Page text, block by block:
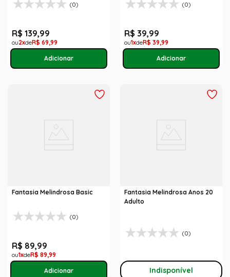
(0)
R$ 139,99
2 R$ 69,99
(0)
R$ 39,99
1 R$ 39,99
Fantasia Melindrosa Basic
(0)
R$ 89,99
1 R$ 89,99
Fantasia Melindrosa Anos 20
Adulto
(0)
Indisponível